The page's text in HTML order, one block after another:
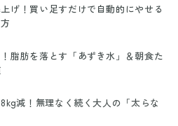
げ！買い足すだけで自動的にやせる
脂肪を落とす「あずき水」＆朝食た
減！無理なく続く大人の「太らな